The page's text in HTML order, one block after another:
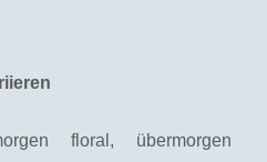
floral, übermorgen